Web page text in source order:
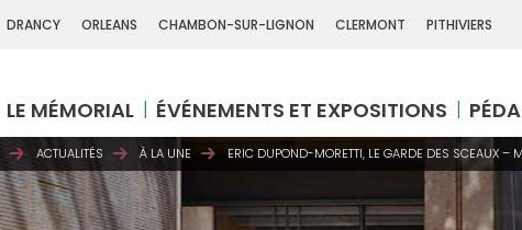
DRANCY ORLEANS CHAMBON-SUR-LIGNON CLERMONT PITHIVIERS
LE MÉMORIAL ÉVÉNEMENTS ET EXPOSITIONS
ACTUALITÉS À LA UNE ERIC DUPOND-MORETTI, LE GARDE DES SCEAUX –